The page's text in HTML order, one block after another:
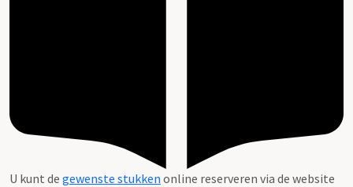
U kunt de gewenste stukken online reserveren via de website